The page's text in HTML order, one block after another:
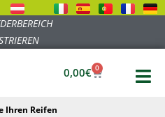
0,00€ 0
Ihren Reifen